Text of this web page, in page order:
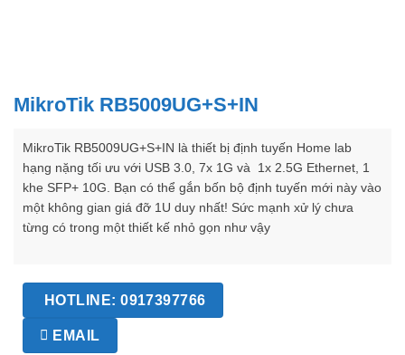
MikroTik RB5009UG+S+IN
MikroTik RB5009UG+S+IN là thiết bị định tuyến Home lab
hạng nặng tối ưu với USB 3.0, 7x 1G và 1x 2.5G Ethernet, 1
khe SFP+ 10G. Bạn có thể gắn bốn bộ định tuyến mới này vào
một không gian giá đỡ 1U duy nhất! Sức mạnh xử lý chưa
từng có trong một thiết kế nhỏ gọn như vậy
HOTLINE: 0917397766
EMAIL